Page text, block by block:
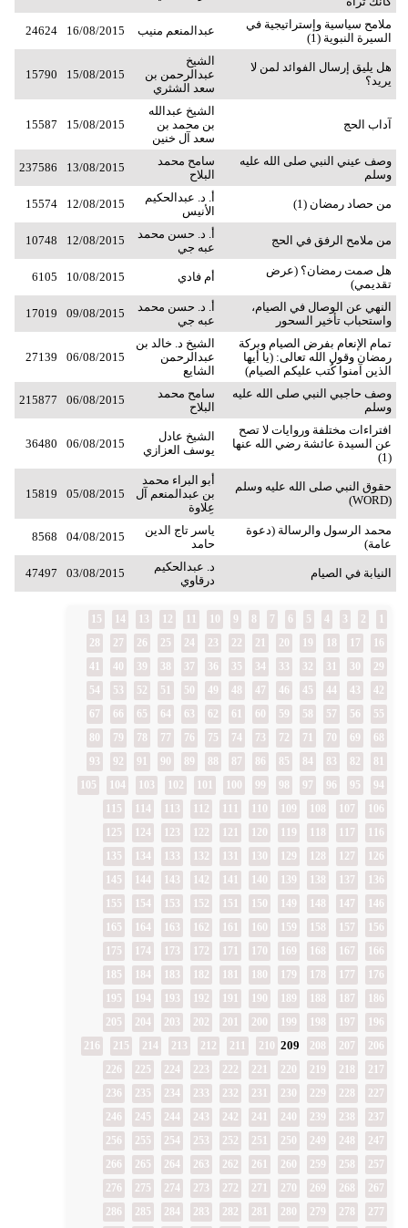
ملامح سياسية وإستراتيجية في
السيرة النبوية (1)
عبدالمنعم منيب 16/08/2015
24624
هل يليق إرسال الفوائد لمن لا
يريد؟
الشيخ
عبدالرحمن بن
سعد الشثري
15/08/2015
15790
آداب الحج
الشيخ عبدالله
بن محمد بن
سعد آل خنين
15/08/2015
15587
وصف عيني النبي صلى الله عليه
وسلم
سامح محمد
البلاح
13/08/2015
237586
من حصاد رمضان (1)
أ. د. عبدالحكيم
الأنيس
12/08/2015
15574
من ملامح الرفق في الحج
أ. د. حسن محمد
عبه جي
12/08/2015
10748
هل صمت رمضان؟ (عرض
تقديمي)
أم فادي 10/08/2015
6105
النهي عن الوصال في الصيام،
واستحباب تأخير السحور
أ. د. حسن محمد
عبه جي
09/08/2015
17019
تمام الإنعام بفرض الصيام وبركة
رمضان وقول الله تعالى: (يا أيها
الذين آمنوا كُتب عليكم الصيام)
الشيخ د. خالد بن
عبدالرحمن
الشايع
06/08/2015
27139
وصف حاجبي النبي صلى الله عليه
وسلم
سامح محمد
البلاح
06/08/2015
215877
افتراءات مختلفة وروايات لا تصح
عن السيدة عائشة رضي الله عنها
(1)
الشيخ عادل
يوسف العزازي
06/08/2015
36480
حقوق النبي صلى الله عليه وسلم
(WORD)
أبو البراء محمد
بن عبدالمنعم آل
عِلاوة
05/08/2015
15819
محمد الرسول والرسالة (دعوة
عامة)
ياسر تاج الدين
حامد
04/08/2015
8568
النيابة في الصيام
د. عبدالحكيم
درقاوي
03/08/2015
47497
2
3
4
5
6
7
8
9
12
13
14
15
16
17
18
19
20
21
22
23
24
25
26
27
28
29
30
31
32
33
34
35
36
37
38
39
40
41
42
43
44
45
46
47
48
49
50
51
52
53
54
55
56
57
58
59
60
61
62
63
64
65
66
67
68
69
70
71
72
73
74
75
76
77
78
79
80
81
82
83
84
85
86
87
88
89
90
91
92
93
94
95
96
97
98
99
102
103
104
105
106
107
108
109
112
113
114
115
116
117
118
119
120
121
122
123
124
125
126
127
128
129
130
131
132
133
134
135
136
137
138
139
140
141
142
143
144
145
146
147
148
149
150
151
152
153
154
155
156
157
158
159
160
161
162
163
164
165
166
167
168
169
170
171
172
173
174
175
176
177
178
179
180
181
182
183
184
185
186
187
188
189
190
191
192
193
194
195
196
197
198
199
200
201
202
203
204
205
206
207
208
210
211
212
213
214
215
216
217
218
219
220
221
222
223
224
225
226
227
228
229
230
231
232
233
234
235
236
237
238
239
240
241
242
243
244
245
246
247
248
249
250
251
252
253
254
255
256
257
258
259
260
261
262
263
264
265
266
267
268
269
270
271
272
273
274
275
276
277
278
279
280
281
282
283
284
285
286